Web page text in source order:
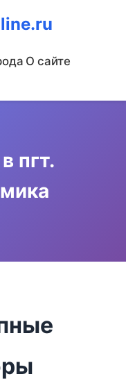
О сайте
пгт.